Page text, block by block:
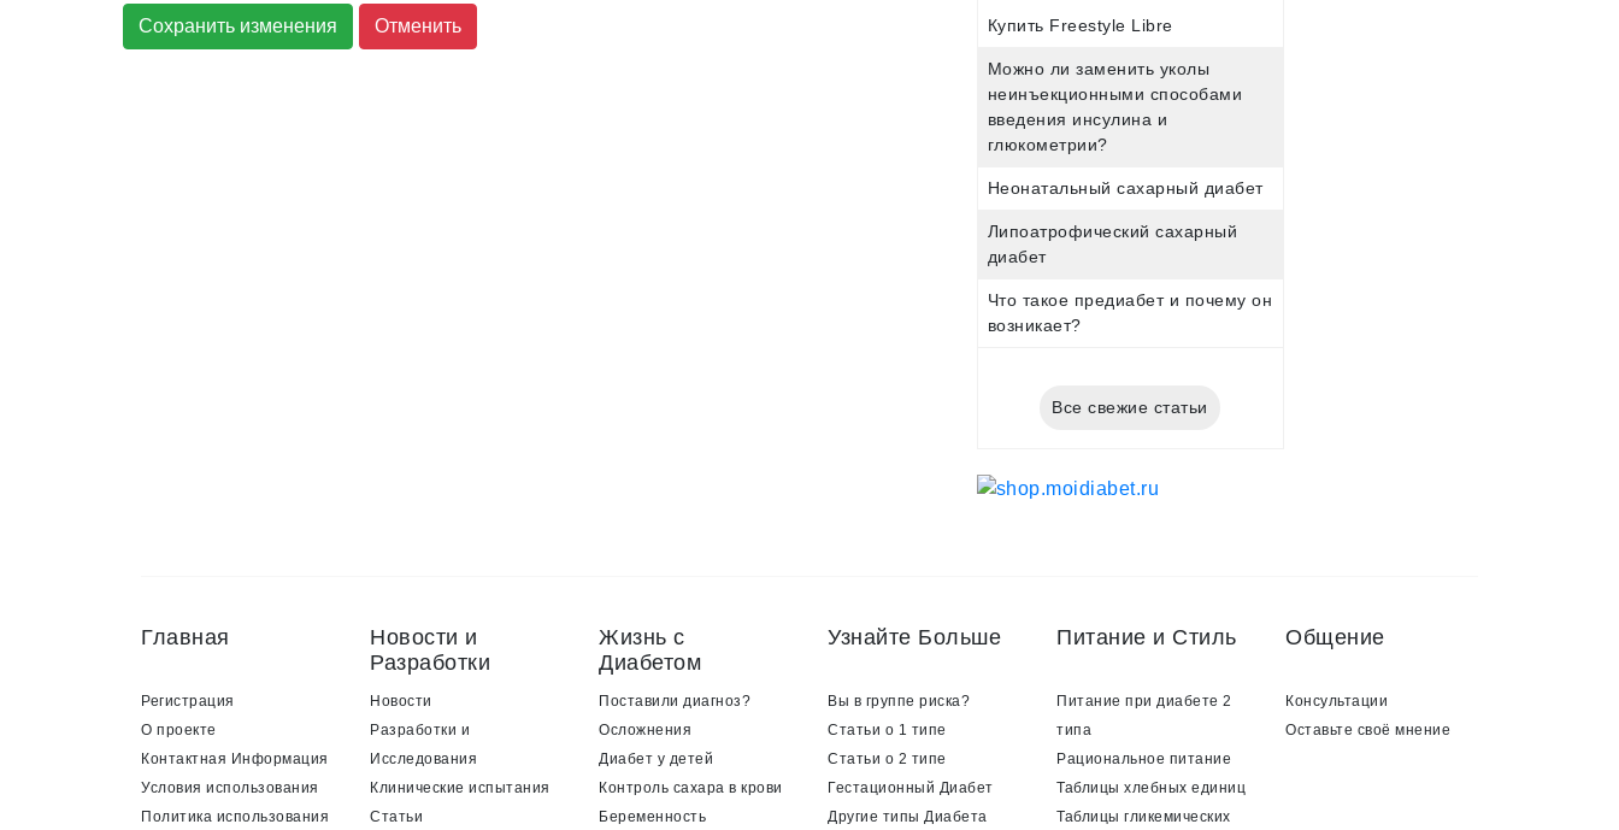
Сохранить изменения Купить Freestyle Libre
Можно ли заменить уколы
неинъекционными способами
введения инсулина и
глюкометрии?
Неонатальный сахарный диабет
Липоатрофический сахарный
диабет
Что такое предиабет и почему он
возникает?
Все свежие статьи
Главная
Регистрация
О проекте
Контактная Информация
Условия использования
Политика использования
Новости и
Разработки
Новости
Разработки и
Исследования
Клинические испытания
Статьи
Жизнь с
Диабетом
Поставили диагноз?
Осложнения
Диабет у детей
Контроль сахара в крови
Беременность
Узнайте Больше
Вы в группе риска?
Статьи о 1 типе
Статьи о 2 типе
Гестационный Диабет
Другие типы Диабета
Питание и Стиль
Питание при диабете 2
типа
Рациональное питание
Таблицы хлебных единиц
Таблицы гликемических
Общение
Консультации
Оставьте своё мнение